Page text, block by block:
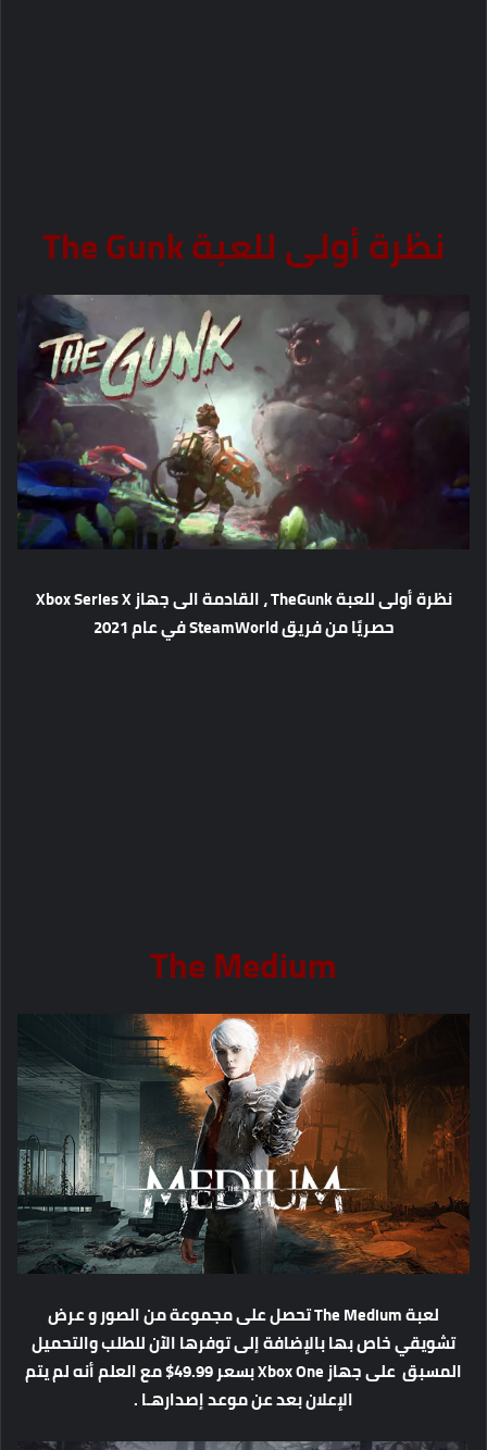
نظرة أولى للعبة ⁦‪The Gunk‬⁩
‬⁩‏نظرة أولى للعبة ⁦‪TheGunk‬⁩ ، القادمة الى جهاز Xbox Series X
حصريًا من فريق SteamWorld في عام 2021
The Medium
لعبة The Medium تحصل على مجموعة من الصور و عرض
تشويقي خاص بها بالإضافة إلى توفرها الآن للطلب والتحميل
المسبق على جهاز Xbox One بسعر 49.99$ مع العلم أنه لم يتم
الإعلان بعد عن موعد إصدارهـا .